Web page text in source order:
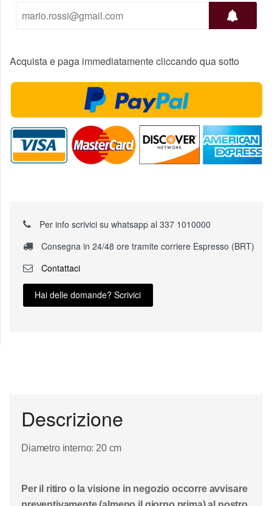
Acquista e paga immediatamente cliccando qua sotto
Per info scrivici su whatsapp al 337 1010000
Consegna in 24/48 ore tramite corriere Espresso (BRT)
Contattaci
Hai delle domande? Scrivici
Descrizione
Diametro interno: 20 cm
Per il ritiro o la visione in negozio occorre avvisare